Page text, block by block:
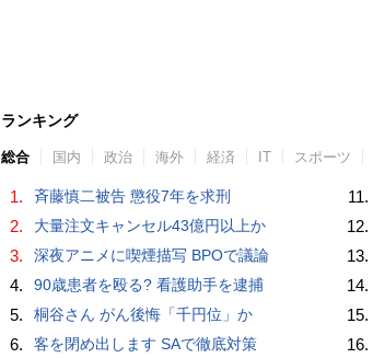
ランキング
総合 国内 政治 海外 経済 IT スポーツ
1. 斉藤慎二被告 懲役7年を求刑
2. 大量注文キャンセル43億円以上か
3. 深夜アニメに喫煙描写 BPOで議論
4. 90歳患者を殴る? 看護助手を逮捕
5. 桐谷さん がん後悔「千円位」か
6. 客を閉め出します SAで徹底対策
11.
12.
13.
14.
15.
16.